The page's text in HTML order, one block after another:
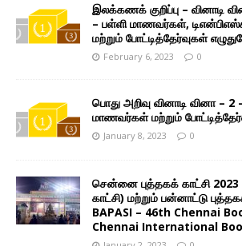
இலக்கணக் குறிப்பு – வினாடி
– பள்ளி மாணவர்கள்,
மற்றும் போட்டித்தேர்வுகள்
February 6, 2023 0
பொது அறிவு வினாடி வினா – 2
மாணவர்கள் மற்றும்
January 8, 2023 0
சென்னை புத்தகக் காட்சி 2023
காட்சி) மற்றும் பன்னாட்டு
BAPASI – 46th Chennai
Chennai International